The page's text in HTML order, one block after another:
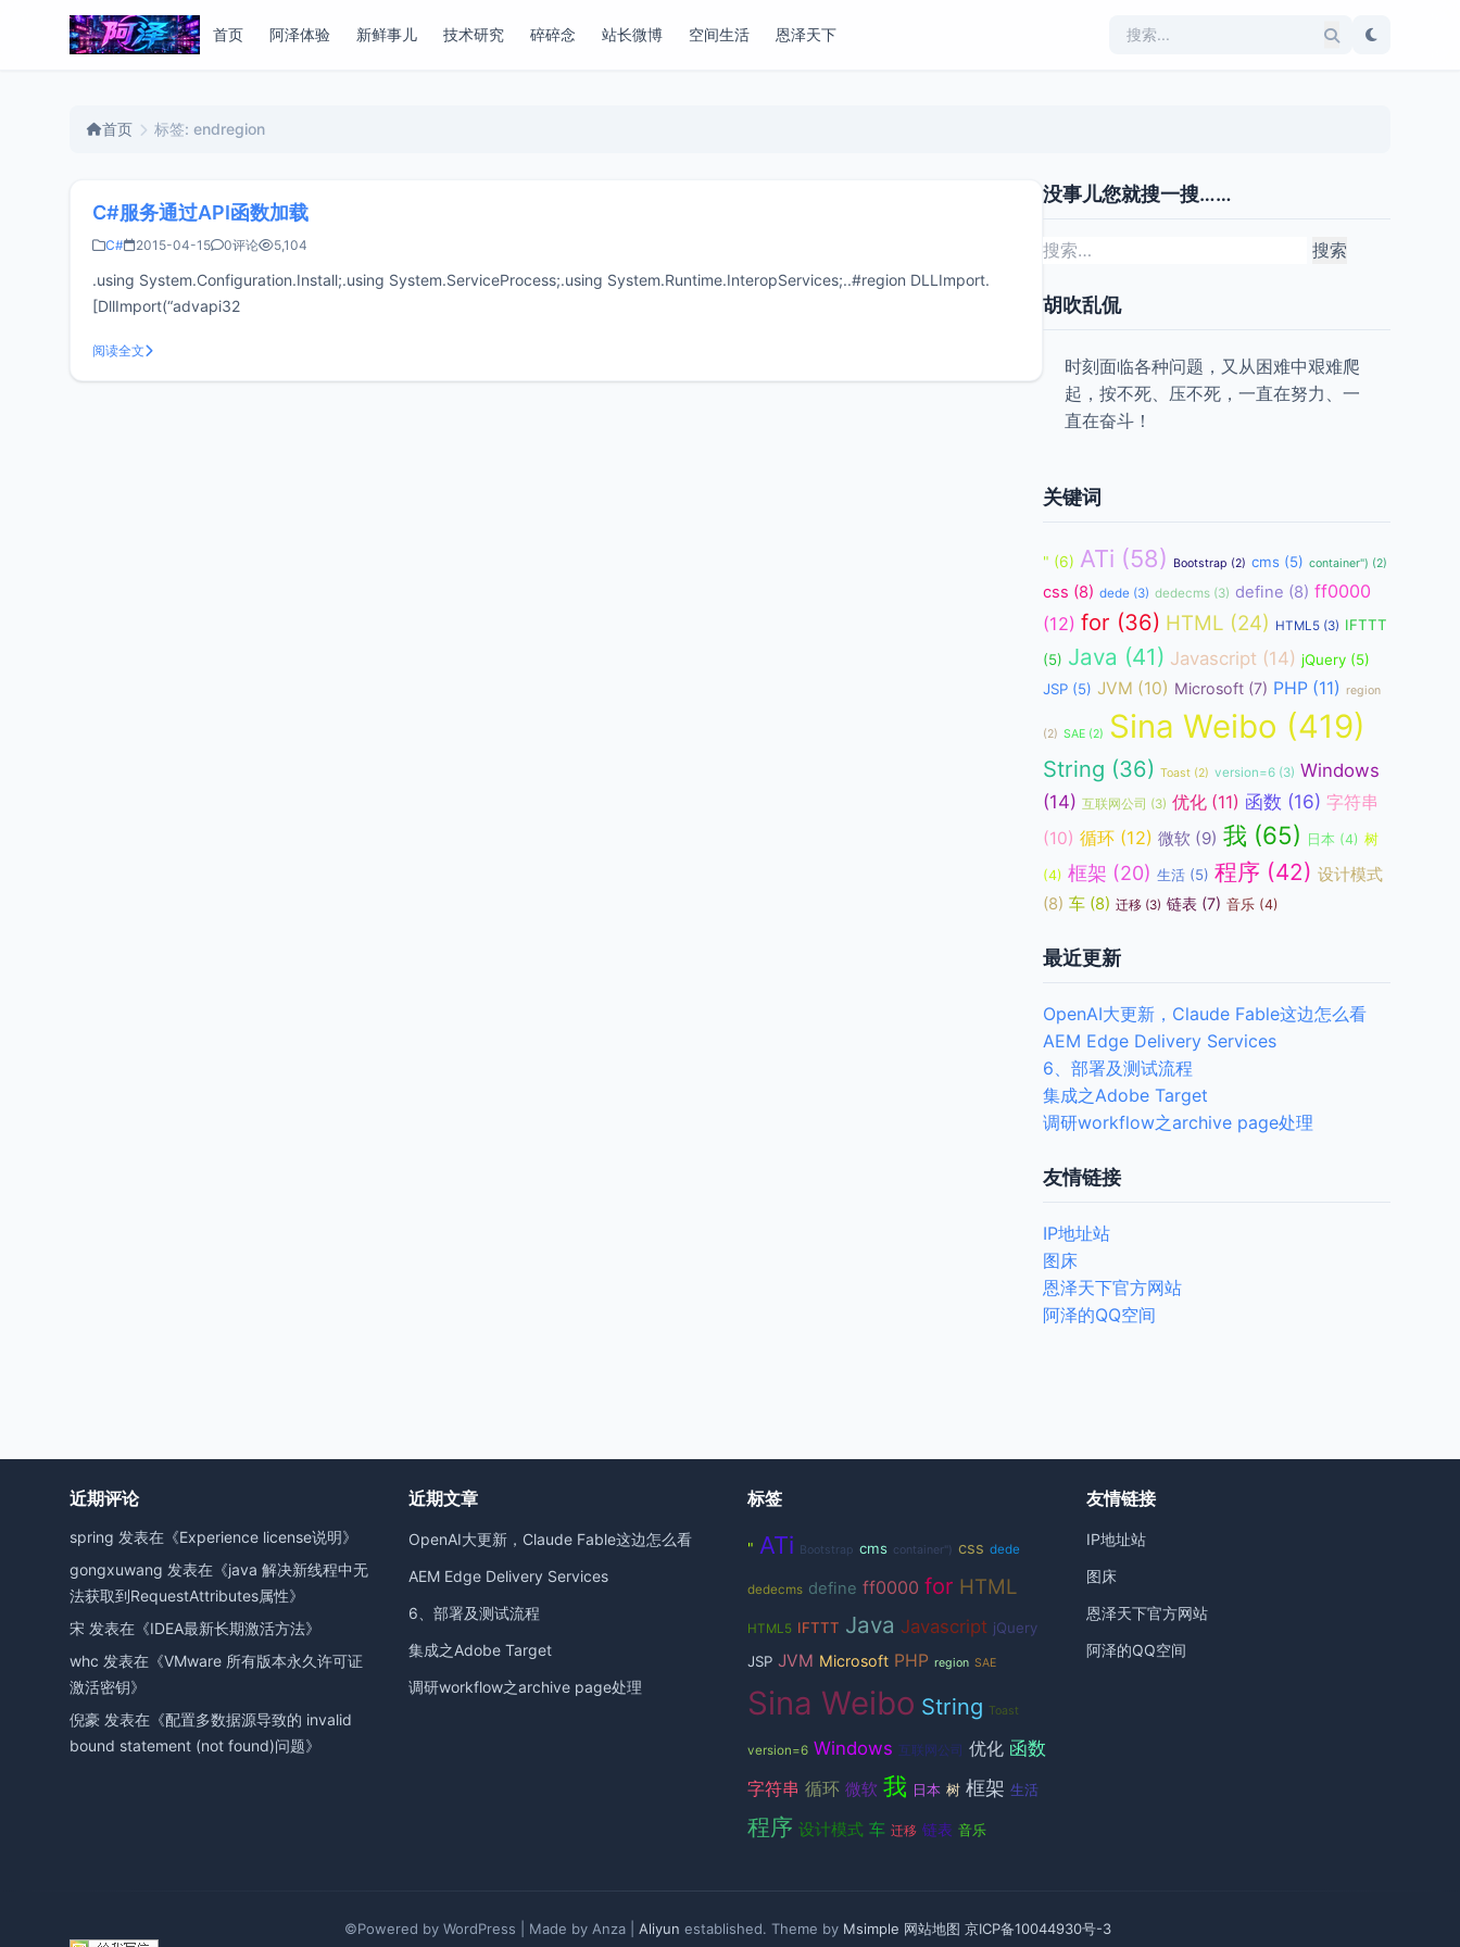
首页 阿泽体验 新鲜事儿 技术研究 碎碎念 站长微博 空间生活 恩泽天下
首页 标签: endregion
C#服务通过API函数加载
C# 2015-04-15 0评论 5,104
.using System.Configuration.Install;.using System.ServiceProcess;.using System.Runtime.InteropServices;..#region DLLImport.
[DllImport(“advapi32
阅读全文
没事儿您就搜一搜……
搜
胡吹乱侃
时刻面临各种问题，又从困难中艰难爬
起，按不死、压不死，一直在努力、一
直在奋斗！
关键词
" (6) ATi (58) Bootstrap (2) cms (5) container") (2)
css (8) dede (3) dedecms (3) define (8) ff0000
(12) for (36) HTML (24) HTML5 (3) IFTTT
(5) Java (41) Javascript (14) jQuery (5)
JSP (5) JVM (10) Microsoft (7) PHP (11) region
(2) SAE (2) Sina Weibo (419)
String (36) Toast (2) version=6 (3) Windows
(14) 互联网公司 (3) 优化 (11) 函数 (16) 字符串
(10) 循环 (12) 微软 (9) 我 (65) 日本 (4) 树
(4) 框架 (20) 生活 (5) 程序 (42) 设计模式
(8) 车 (8) 迁移 (3) 链表 (7) 音乐 (4)
最近更新
OpenAI大更新，Claude Fable这边怎么看
AEM Edge Delivery Services
6、部署及测试流程
集成之Adobe Target
调研workflow之archive page处理
友情链接
IP地址站
图床
恩泽天下官方网站
阿泽的QQ空间
近期评论
spring 发表在《Experience license说明》
gongxuwang 发表在《java 解决新线程中无
法获取到RequestAttributes属性》
宋 发表在《IDEA最新长期激活方法》
whc 发表在《VMware 所有版本永久许可证
激活密钥》
倪豪 发表在《配置多数据源导致的 invalid
bound statement (not found)问题》
近期文章
OpenAI大更新，Claude Fable这边怎么看
AEM Edge Delivery Services
6、部署及测试流程
集成之Adobe Target
调研workflow之archive page处理
标签
" ATi Bootstrap cms container") css dede
dedecms define ff0000 for HTML
HTML5 IFTTT Java Javascript jQuery
JSP JVM Microsoft PHP region SAE
Sina Weibo String Toast
version=6 Windows 互联网公司 优化 函数
字符串 循环 微软 我 日本 树 框架 生活
程序 设计模式 车 迁移 链表 音乐
友情链接
IP地址站
图床
恩泽天下官方网站
阿泽的QQ空间
©Powered by WordPress | Made by Anza | Aliyun established. Theme by Msimple 网站地图 京ICP备10044930号-3